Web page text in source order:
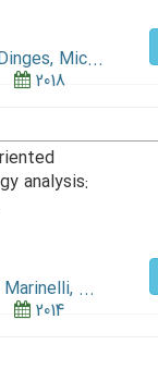
Dinges, Mic...
2018
oriented
analysis:
Marinelli, ...
2014